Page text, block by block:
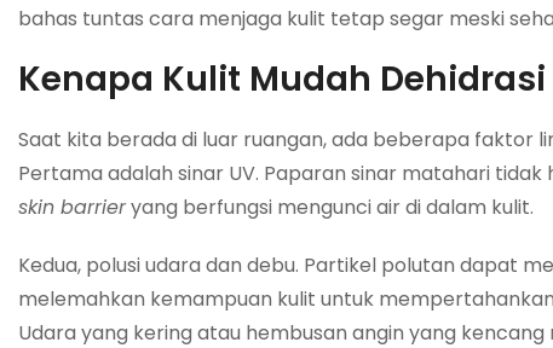
bahas tuntas cara menjaga kulit tetap segar meski
Kenapa Kulit Mudah
Saat kita berada di luar ruangan, ada beberapa faktor
Pertama adalah sinar UV. Paparan sinar matahari
skin barrieryang berfungsi mengunci air di dalam kulit.
Kedua, polusi udara dan debu. Partikel polutan dapat
melemahkan kemampuan kulit untuk
Udara yang kering atau hembusan angin yang